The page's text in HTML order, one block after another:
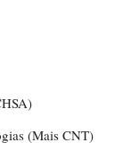
(Mais CNT)